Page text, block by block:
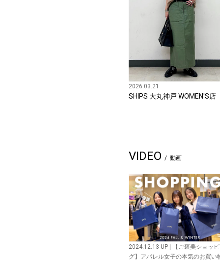
2026.03.21
SHIPS 大丸神戸 WOMEN'S店
VIDEO 動画
2024.12.13 UP | 【ご褒美ショッ
グ】アパレル女子の本気のお買い